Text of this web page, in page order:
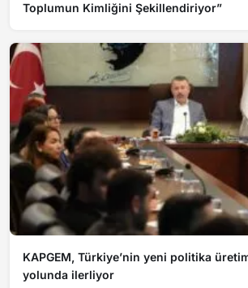
Toplumun Kimliğini Şekillendiriyor”
KAPGEM, Türkiye’nin yeni politika
yolunda ilerliyor